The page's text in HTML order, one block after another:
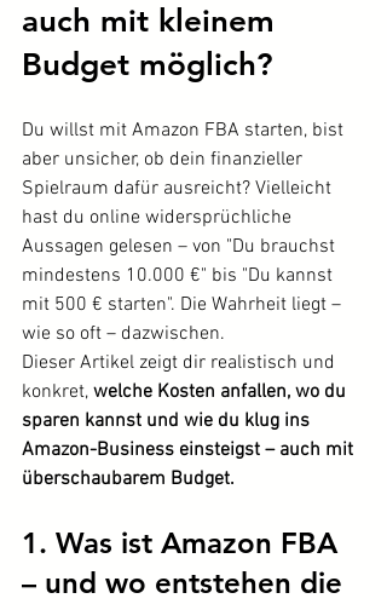
auch mit kleinem
Budget möglich?
Du willst mit Amazon FBA starten, bist
aber unsicher, ob dein finanzieller
Spielraum dafür ausreicht? Vielleicht
hast du online widersprüchliche
Aussagen gelesen – von "Du brauchst
mindestens 10.000 €" bis "Du kannst
mit 500 € starten". Die Wahrheit liegt –
wie so oft – dazwischen.
Dieser Artikel zeigt dir realistisch und
konkret, welche Kosten anfallen, wo du
sparen kannst und wie du klug ins
Amazon-Business einsteigst – auch mit
überschaubarem Budget.
1. Was ist Amazon FBA
– und wo entstehen die